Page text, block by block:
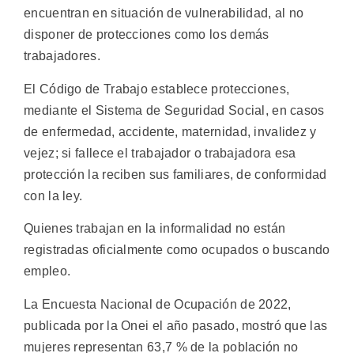
encuentran en situación de vulnerabilidad, al no
disponer de protecciones como los demás
trabajadores.
El Código de Trabajo establece protecciones,
mediante el Sistema de Seguridad Social, en casos
de enfermedad, accidente, maternidad, invalidez y
vejez; si fallece el trabajador o trabajadora esa
protección la reciben sus familiares, de conformidad
con la ley.
Quienes trabajan en la informalidad no están
registradas oficialmente como ocupados o buscando
empleo.
La Encuesta Nacional de Ocupación de 2022,
publicada por la Onei el año pasado, mostró que las
mujeres representan 63,7 % de la población no